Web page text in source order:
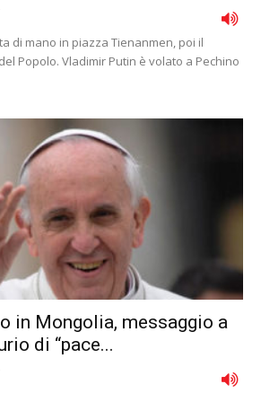
di mano in piazza Tienanmen, poi il
Popolo. Vladimir Putin è volato a Pechino
in Mongolia, messaggio a
di “pace...